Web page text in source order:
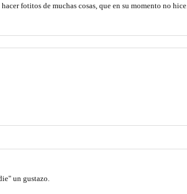
fotitos de muchas cosas, que en su momento no hice.
un gustazo.